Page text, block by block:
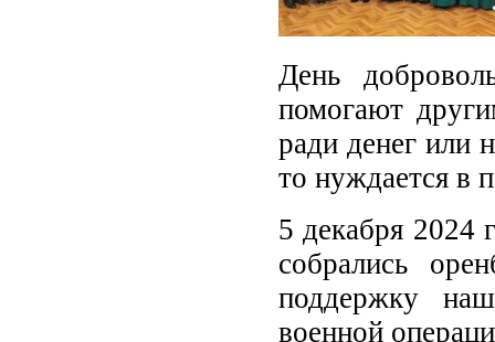
День
помогают
ради денег или
то нуждается в
5 декабря 2024
собрались
поддержку
военной